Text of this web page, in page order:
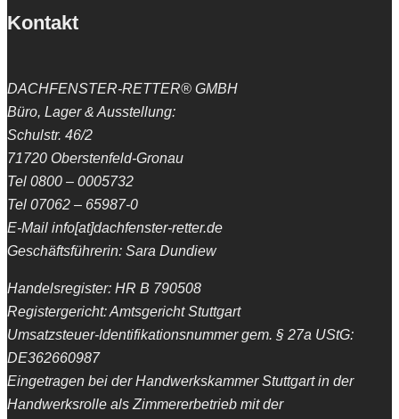
Kontakt
DACHFENSTER-RETTER® GMBH
Büro, Lager & Ausstellung:
Schulstr. 46/2
71720 Oberstenfeld-Gronau
Tel 0800 – 0005732
Tel 07062 – 65987-0
E-Mail info[at]dachfenster-retter.de
Geschäftsführerin: Sara Dundiew
Handelsregister: HR B 790508
Registergericht: Amtsgericht Stuttgart
Umsatzsteuer-Identifikationsnummer gem. § 27a UStG:
DE362660987
Eingetragen bei der Handwerkskammer Stuttgart in der
Handwerksrolle als Zimmererbetrieb mit der